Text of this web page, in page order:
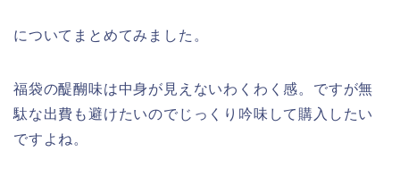
についてまとめてみました。
福袋の醍醐味は中身が見えないわくわく感。ですが無
駄な出費も避けたいのでじっくり吟味して購入したい
ですよね。